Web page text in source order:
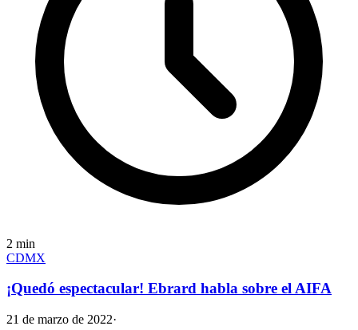
2 min
CDMX
¡Quedó espectacular! Ebrard habla sobre el AIFA
21 de marzo de 2022·